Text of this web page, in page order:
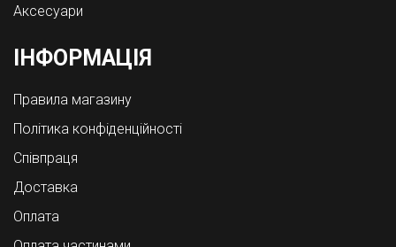
Аксесуари
ІНФОРМАЦІЯ
Правила магазину
Політика конфіденційності
Співпраця
Доставка
Оплата